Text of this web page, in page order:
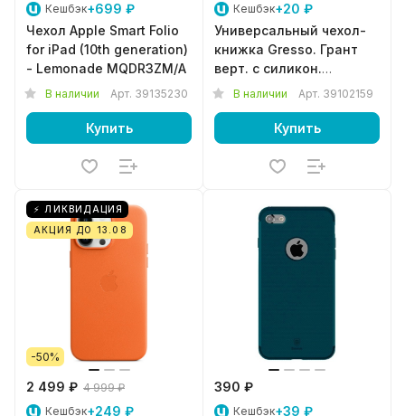
Кешбэк+699 ₽
Чехол Apple Smart Folio
for iPad (10th generation)
- Lemonade MQDR3ZM/A
В наличии Арт. 39135230
Купить
Кешбэк+20 ₽
Универсальный чехол-
книжка Gresso. Грант
верт. с силикон.
шеллом. (размер 4,5-
В наличии Арт. 39102159
Купить
⚡ ЛИКВИДАЦИЯ
АКЦИЯ ДО 13.08
-50%
2 499 ₽ 4 999 ₽
Кешбэк+249 ₽
390 ₽
Кешбэк+39 ₽